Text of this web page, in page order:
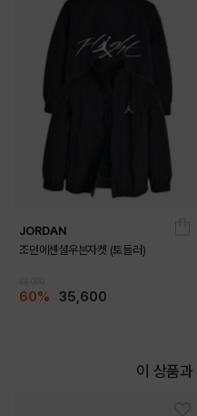
JORDAN
조던에센셜우븐자켓 (토들러)
60% 35,600
이 상품